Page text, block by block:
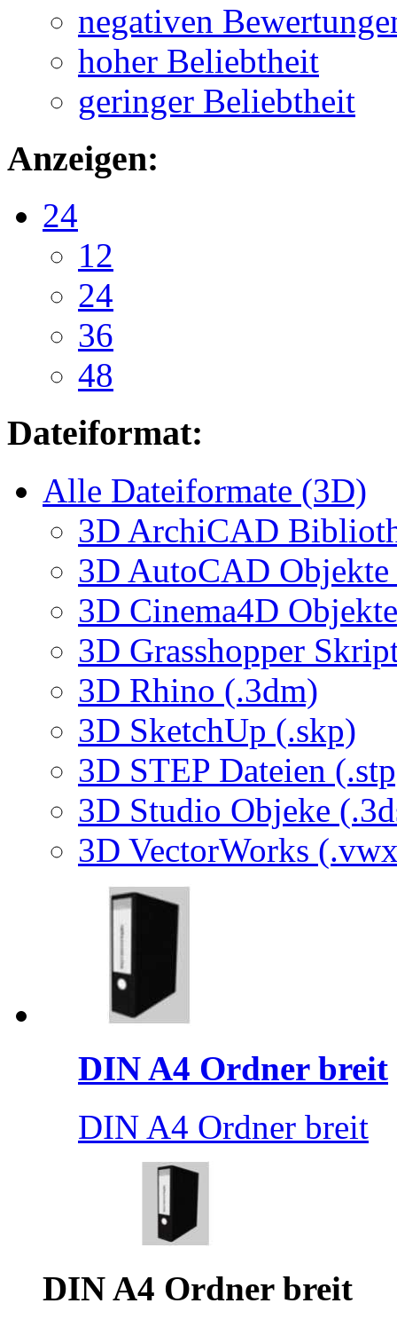
negativen
hoher Beliebtheit
geringer Beliebtheit
Anzeigen:
24
12
24
36
48
Dateiformat:
Alle Dateiformate (3D)
3D ArchiCAD
3D AutoCAD
3D Cinema4D
3D Grasshopper
3D Rhino (.3dm)
3D SketchUp (.skp)
3D STEP Dateien
3D Studio Objeke
3D VectorWorks
DIN A4 Ordner breit
DIN A4 Ordner breit
DIN A4 Ordner breit